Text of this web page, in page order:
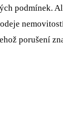
podmínek.
porušení